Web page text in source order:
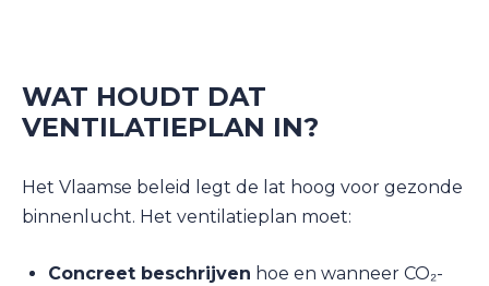
WAT HOUDT DAT
VENTILATIEPLAN IN?
Het Vlaamse beleid legt de lat hoog voor gezonde
binnenlucht. Het ventilatieplan moet:
Concreet beschrijven hoe en wanneer CO₂-